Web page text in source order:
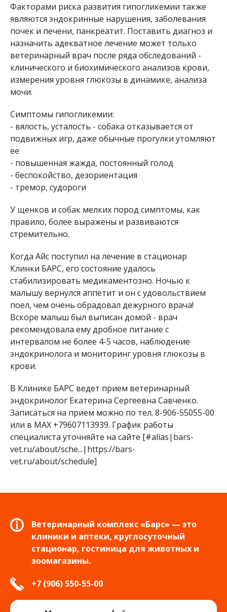
Факторами риска развития гипогликемии также
являются эндокринные нарушения, заболевания
почек и печени, панкреатит. Поставить диагноз и
назначить адекватное лечение может только
ветеринарный врач после ряда обследований -
клинического и биохимического анализов крови,
измерения уровня глюкозы в динамике, анализа
мочи.
Симптомы гипогликемии:
- вялость, усталость - собака отказывается от
подвижных игр, даже обычные прогулки утомляют
ее
- повышенная жажда, постоянный голод
- беспокойство, дезориентация
- тремор, судороги
У щенков и собак мелких пород симптомы, как
правило, более выражены и развиваются
стремительно.
Когда Айс поступил на лечение в стационар
Клинки БАРС, его состояние удалось
стабилизировать медикаментозно. Ночью к
малышу вернулся аппетит и он с удовольствием
поел, чем очень обрадовал дежурного врача!
Вскоре малыш был выписан домой - врач
рекомендовала ему дробное питание с
интервалом не более 4-5 часов, наблюдение
эндокринолога и мониторинг уровня глюкозы в
крови.
В Клинике БАРС ведет прием ветеринарный
эндокринолог Екатерина Сергеевна Савченко.
Записаться на прием можно по тел. 8-906-55055-00
или в МАХ +79607113939. График работы
специалиста уточняйте на сайте [#alias|bars-
vet.ru/about/sche...|https://bars-
vet.ru/about/schedule]
Ветеринарный комплекс «Барс» — это
клиники и аптеки, круглосуточный
стационар, гостиница для животных и
зоомагазины.
+7 (906) 550-55-00
info.tver@bars-vet.ru